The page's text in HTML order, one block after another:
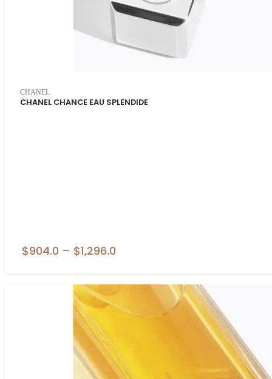
CHANEL
CHANEL CHANCE EAU SPLENDIDE
$904.0 – $1,296.0